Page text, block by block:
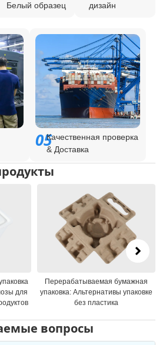
Белый образец
дизайн
05Качественная проверка
& Доставка
Перерабатываемая бумажная
упаковка: Альтернативы упаковке
без пластика
вопросы